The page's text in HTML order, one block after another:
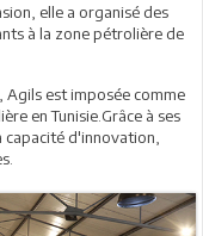
elle a organisé des
à la zone pétrolière de
Agils est imposée comme
en Tunisie.Grâce à ses
d'innovation,